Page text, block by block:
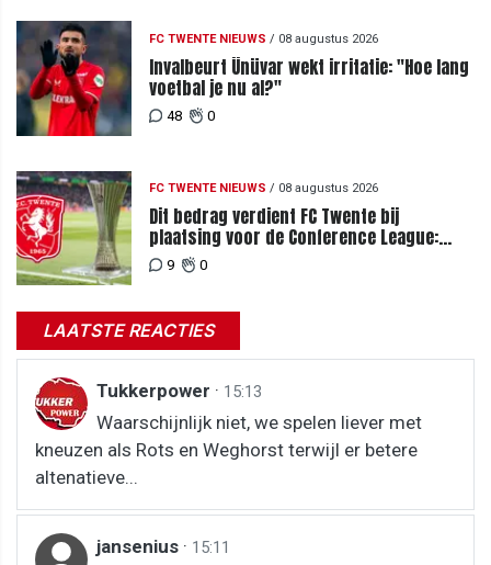
FC TWENTE NIEUWS / 08 augustus 2026
Invalbeurt Ünüvar wekt irritatie: "Hoe lang
voetbal je nu al?"
48 0
FC TWENTE NIEUWS / 08 augustus 2026
Dit bedrag verdient FC Twente bij
plaatsing voor de Conference League:
zoveel loopt het mis bij uitschakeling
9 0
LAATSTE REACTIES
Tukkerpower · 15:13
Waarschijnlijk niet, we spelen liever met
kneuzen als Rots en Weghorst terwijl er betere
altenatieve...
jansenius · 15:11